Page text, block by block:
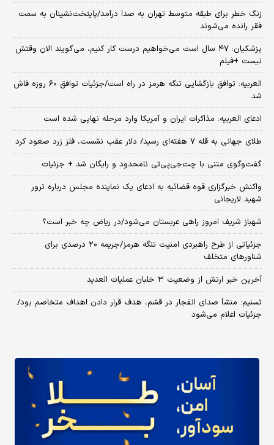
زنگ خطر برای طبقه متوسط تهران به صدا درآمد/پایتخت‌نشینان به سمت
فقر رانده می‌شوند
پزشکیان: ۴۷ سال است می‌خواهیم درست کار کنیم، می‌گویند الان وقتش
نیست +فیلم
العربیه: توافق بازگشایی تنگه هرمز در راه است/جزئیات توافق ۶۰ روزه فاش
شد
ادعای العربیه: مذاکرات ایران و آمریکا وارد مرحله نهایی شده است
طلای جهانی به قله ۷ هفته‌ای رسید/ دلار عقب نشست، فلز زرد صعود کرد
گفت‌وگوی متنی با چت‌جی‌پی‌تی نامحدود و رایگان شد + جزئیات
واکنش خبرگزاری قوه قضائیه به ادعای یک نماینده مجلس درباره ترور
شهید لاریجانی
شهباز شریف امروز راهی عربستان می‌شود/در ریاض چه خبر است؟
جزئیاتی از طرح راهبردی امنیت تنگه هرمز/جریمه ۲۰ درصدی برای
شناورهای متخلف
آخرین خبر ارتش از وضعیت ۳ خلبان عملیات العدید
تسنیم: منشأ صدای انفجار در قشم، هدف قرار دادن اهداف متخاصم بود/
جزئیات اعلام می‌شود